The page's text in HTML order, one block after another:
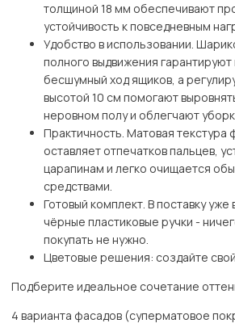
толщиной 18 мм обеспечивают
устойчивость к повседневным
Удобство в использовании.
полного выдвижения гарантируют
бесшумный ход ящиков, а
высотой 10 см помогают
неровном полу и облегчают
Практичность. Матовая текстура
оставляет отпечатков пальцев,
царапинам и легко очищается
средствами.
Готовый комплект. В поставку
чёрные пластиковые ручки -
покупать не нужно.
Цветовые решения: создайте
Подберите идеальное сочетание
4 варианта фасадов (суперматовое